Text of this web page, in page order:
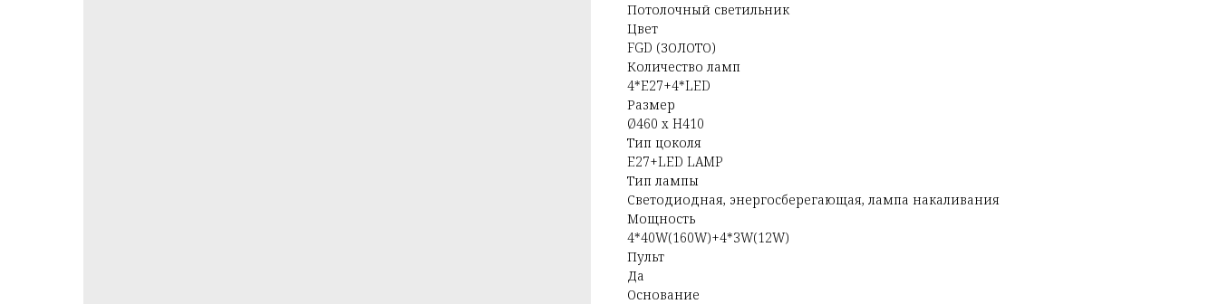
Потолочный светильник
Цвет
FGD (ЗОЛОТО)
Количество ламп
4*E27+4*LED
Размер
Ø460 x H410
Тип цоколя
E27+LED LAMP
Тип лампы
Светодиодная, энергосберегающая, лампа накаливания
Мощность
4*40W(160W)+4*3W(12W)
Пульт
Да
Основание